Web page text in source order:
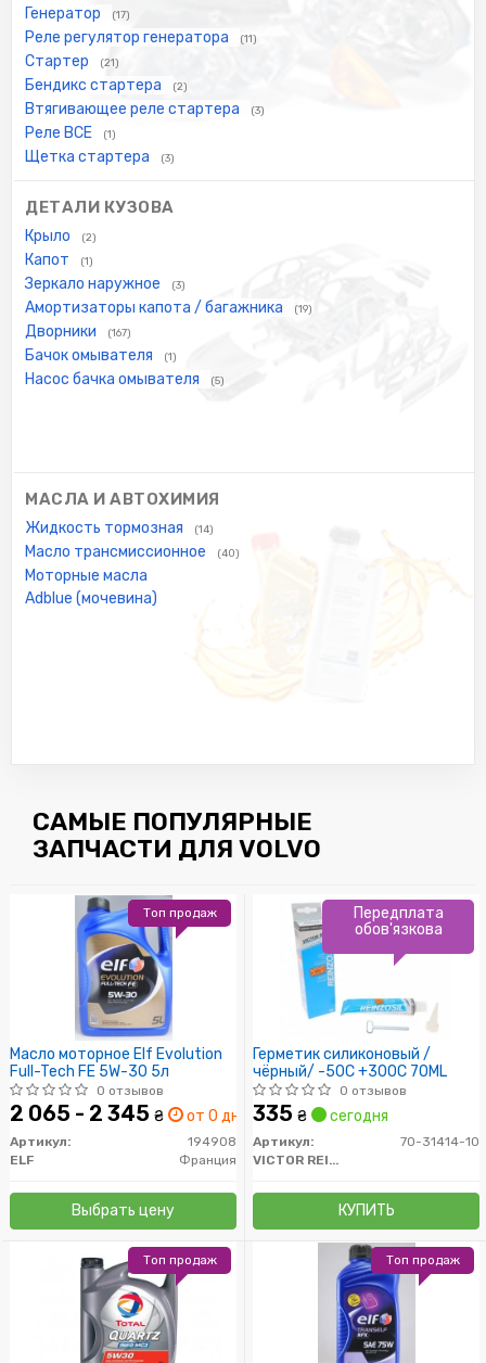
Генератор (17)
Реле регулятор генератора (11)
Стартер (21)
Бендикс стартера (2)
Втягивающее реле стартера (3)
Реле ВСЕ (1)
Щетка стартера (3)
ДЕТАЛИ КУЗОВА
Крыло (2)
Капот (1)
Зеркало наружное (3)
Амортизаторы капота / багажника (19)
Дворники (167)
Бачок омывателя (1)
Насос бачка омывателя (5)
МАСЛА И АВТОХИМИЯ
Жидкость тормозная (14)
Масло трансмиссионное (40)
Моторные масла
Adblue (мочевина)
САМЫЕ ПОПУЛЯРНЫЕ
ЗАПЧАСТИ ДЛЯ VOLVO
Масло моторное Elf Evolution
Full-Tech FE 5W-30 5л
0 отзывов
2 065 - 2 345 ₴ от 0 дн.
Артикул:
194908
ELF
Франция
Выбрать цену
Топ продаж
Герметик силиконовый /
чёрный/ -50C +300C 70ML
0 отзывов
335 ₴ сегодня
Артикул:
70-31414-10
VICTOR REINZ
КУПИТЬ
Передплата
обов'язкова
Топ продаж Топ продаж